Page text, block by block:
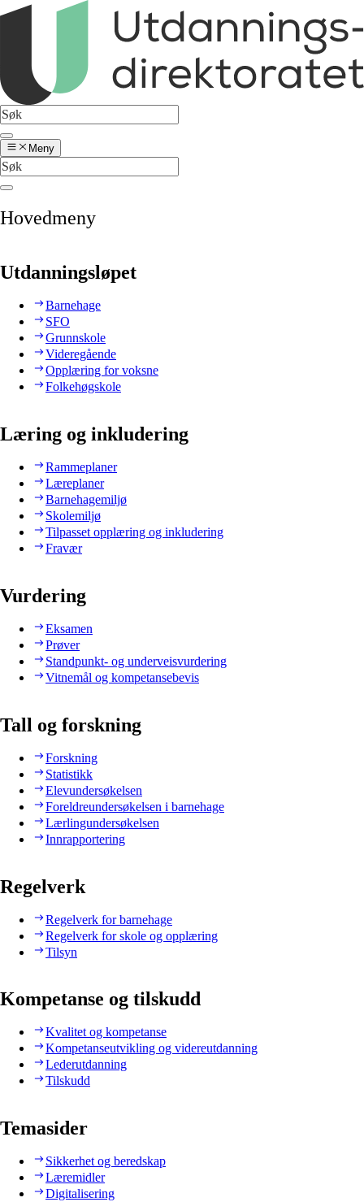
Meny
Hovedmeny
Utdanningsløpet
Barnehage
SFO
Grunnskole
Videregående
Opplæring for voksne
Folkehøgskole
Læring og inkludering
Rammeplaner
Læreplaner
Barnehagemiljø
Skolemiljø
Tilpasset opplæring og inkludering
Fravær
Vurdering
Eksamen
Prøver
Standpunkt- og underveisvurdering
Vitnemål og kompetansebevis
Tall og forskning
Forskning
Statistikk
Elevundersøkelsen
Foreldreundersøkelsen i barnehage
Lærlingundersøkelsen
Innrapportering
Regelverk
Regelverk for barnehage
Regelverk for skole og opplæring
Tilsyn
Kompetanse og tilskudd
Kvalitet og kompetanse
Kompetanseutvikling og videreutdanning
Lederutdanning
Tilskudd
Temasider
Sikkerhet og beredskap
Læremidler
Digitalisering